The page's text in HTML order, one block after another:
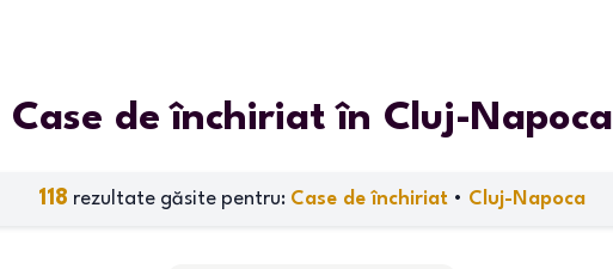
Case de închiriat în Cluj-Napoca
118 rezultate găsite pentru: Case de închiriat • Cluj-Napoca